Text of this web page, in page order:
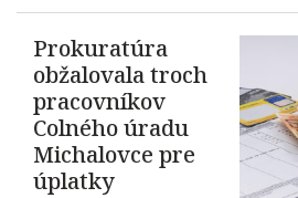
Prokuratúra
obžalovala troch
pracovníkov
Colného úradu
Michalovce pre
úplatky